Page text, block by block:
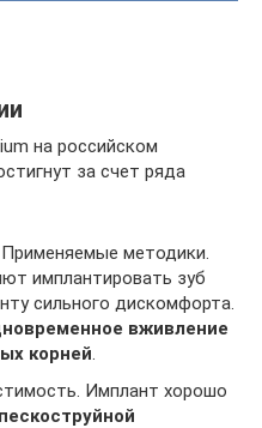
на российском
за счет ряда
методики.
имплантировать зуб
сильного дискомфорта.
вживление
корней
Имплант хорошо
пескоструйной